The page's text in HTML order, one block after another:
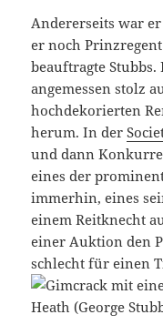
Andererseits war er
er noch
beauftragte Stubbs.
angemessen stolz
hochdekorierten
herum. In der
und dann
eines der
immerhin, eines
einem Reitknecht
einer Auktion den
schlecht für einen